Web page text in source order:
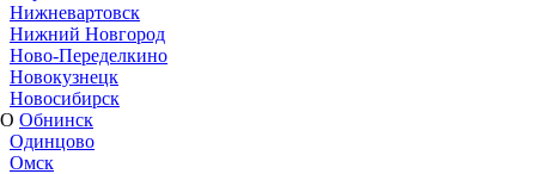
Нижневартовск
Нижний Новгород
Ново-Переделкино
Новокузнецк
Новосибирск
О Обнинск
Одинцово
Омск